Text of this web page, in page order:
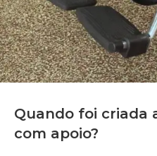
Quando foi criada
com apoio?